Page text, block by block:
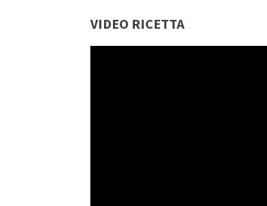
VIDEO RICETTA